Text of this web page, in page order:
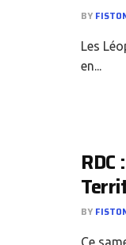
BY
Les
en...
BY
Ce